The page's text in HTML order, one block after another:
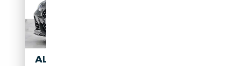
ALPINA B4 ALPINA B4 GRAN